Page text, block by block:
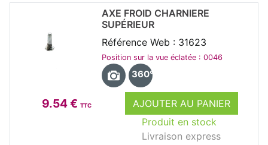
9.54 € TTC
AJOUTER AU PANIER
Produit en stock
Livraison express
AXE FROID CHARNIERE
SUPÉRIEUR
Référence Web : 31623
Position sur la vue éclatée : 0046
360°